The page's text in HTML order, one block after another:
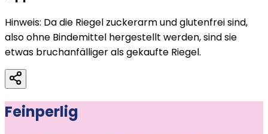
Hinweis: Da die Riegel zuckerarm und glutenfrei sind,
also ohne Bindemittel hergestellt werden, sind sie
etwas bruchanfälliger als gekaufte Riegel.
Feinperlig